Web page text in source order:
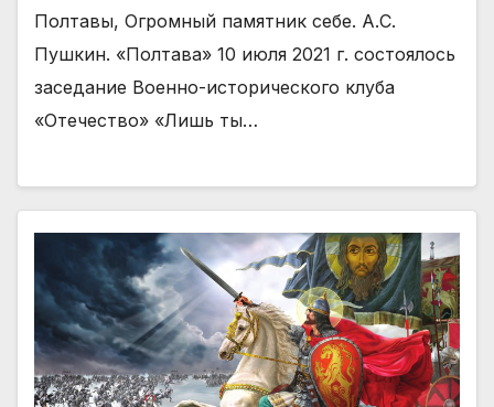
Полтавы, Огромный памятник себе. А.С.
Пушкин. «Полтава» 10 июля 2021 г. состоялось
заседание Военно-исторического клуба
«Отечество» «Лишь ты…